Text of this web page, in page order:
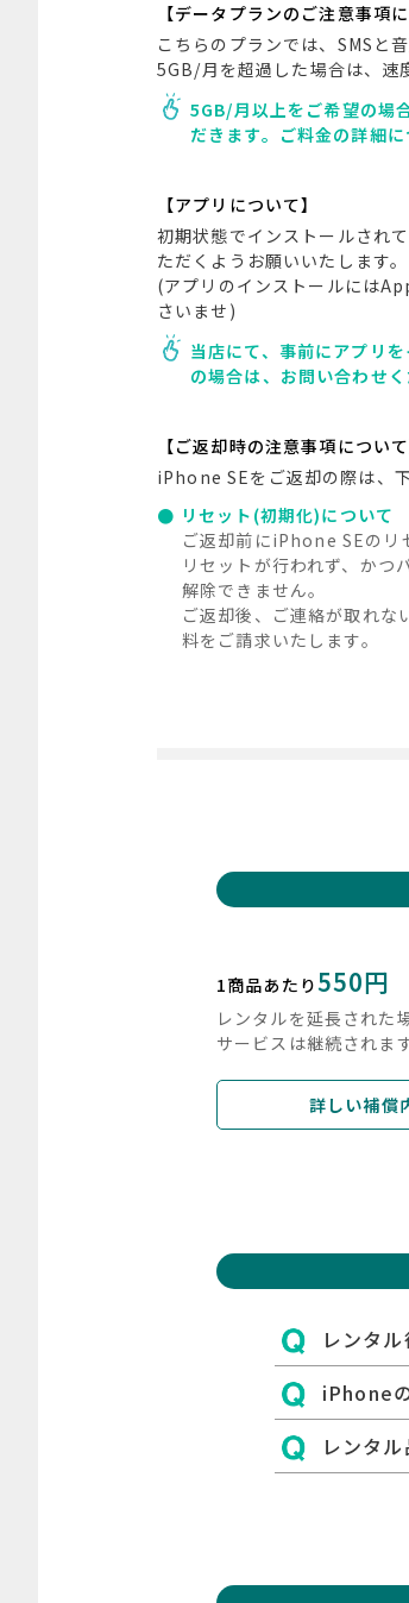
【データプランのご注意事項に
こちらのプランでは、SMSと
5GB/月を超過した場合は、速
5GB/月以上をご希望の場
だきます。ご料金の詳細
【アプリについて】
初期状態でインストールされ
ただくようお願いいたします。
(アプリのインストールには
さいませ)
当店にて、事前にアプリ
の場合は、お問い合わせ
【ご返却時の注意事項について
iPhone SEをご返却の際は、
リセット(初期化)について
ご返却前にiPhone SEのリ
リセットが行われず、かつ
解除できません。
ご返却後、ご連絡が取れな
料をご請求いたします。
1商品あたり550円
レンタルを延長された
サービスは継続されます
詳しい補償
レンタ
iPhone
レンタ